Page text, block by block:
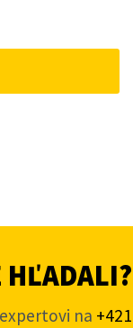
HĽADALI?
na +421